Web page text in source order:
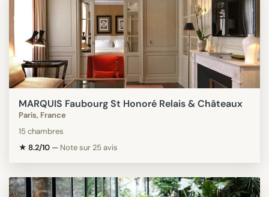
MARQUIS Faubourg St Honoré Relais & Châteaux
Paris, France
15 chambres
★ 8.2/10 — Note sur 25 avis